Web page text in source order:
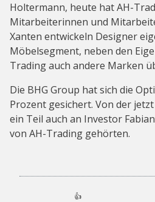
Holtermann, heute hat AH-
Mitarbeiterinnen und
Xanten entwickeln Designer
Möbelsegment, neben den
Trading auch andere Marken
Die BHG Group hat sich die
Prozent gesichert. Von der
ein Teil auch an Investor
von AH-Trading gehörten.
👍